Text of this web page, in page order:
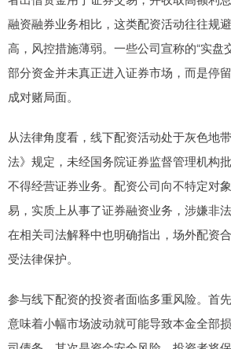
融资融券业务相比，这类配资活动往往规
高，风控措施薄弱。一些公司宣称的“实盘
部分资金并未真正进入证券市场，而是停
成对赌局面。
从法律角度看，线下配资活动处于灰色地
法》规定，未经国务院证券监督管理机构
不得经营证券业务。配资公司向不特定对
易，实质上从事了证券融资业务，涉嫌非
在相关司法解释中也明确指出，场外配资
受法律保护。
参与线下配资的投资者面临多重风险。首
意味着小幅市场波动就可能导致本金全部